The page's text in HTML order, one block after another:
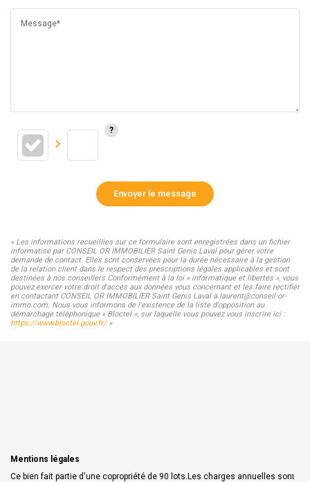
Message*
Envoyer le message
« Les informations recueillies sur ce formulaire sont enregistrées dans un fichier
informatisé par CONSEIL OR IMMOBILIER Saint Genis Laval pour gérer votre
demande de contact. Elles sont conservées pour la durée nécessaire à la gestion
de la relation client dans le respect des prescriptions légales applicables et sont
destinées à nos conseillers Conformément à la loi « informatique et libertés », vous
pouvez exercer votre droit d'accès aux données vous concernant et les faire rectifier
en contactant CONSEIL OR IMMOBILIER Saint Genis Laval a.laurent@conseil-or-
immo.com. Nous vous informons de l'existence de la liste d'opposition au
démarchage téléphonique « Bloctel », sur laquelle vous pouvez vous inscrire ici :
https://www.bloctel.gouv.fr/»
Mentions légales
Ce bien fait partie d'une copropriété de 90 lots.Les charges annuelles sont